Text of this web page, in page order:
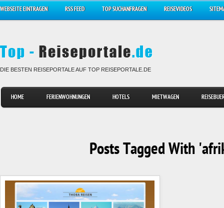
WEBSEITE EINTRAGEN RSS FEED TOP SUCHANFRAGEN REISEVIDEOS
DIE BESTEN REISEPORTALE AUF TOP REISEPORTALE.DE
HOME FERIENWOHNUNGEN HOTELS MIETWAGEN
Posts Tagged With